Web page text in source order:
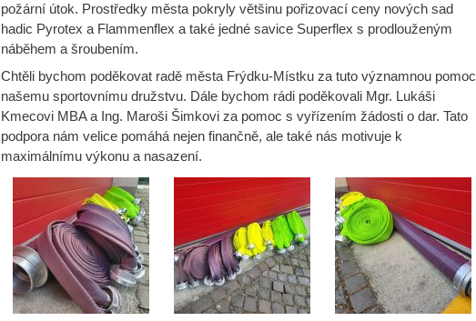
požární útok. Prostředky města pokryly většinu pořizovací ceny nových sad
hadic Pyrotex a Flammenflex a také jedné savice Superflex s prodlouženým
náběhem a šroubením.
Chtěli bychom poděkovat radě města Frýdku-Místku za tuto významnou pomoc
našemu sportovnímu družstvu. Dále bychom rádi poděkovali Mgr. Lukáši
Kmecovi MBA a Ing. Maroši Šimkovi za pomoc s vyřízením žádosti o dar. Tato
podpora nám velice pomáhá nejen finančně, ale také nás motivuje k
maximálnímu výkonu a nasazení.